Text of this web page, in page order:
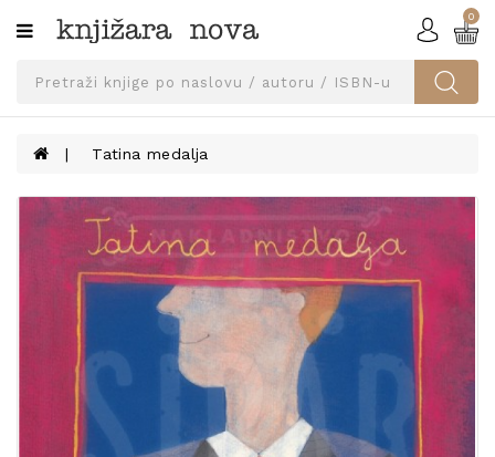
Kategorije
SVEUČILIŠNA
UDŽBENICI
KNJIGE
PRIBOR
OPREMA
UDŽBENIKE!
KONTAKT
0
Tatina medalja